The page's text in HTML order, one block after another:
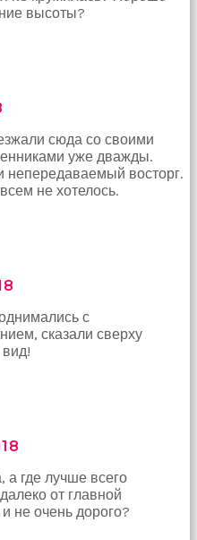
высоты?
сюда со своими
уже дважды.
восторг.
не хотелось.
с
сказали сверху
а где лучше всего
от главной
не очень дорого?